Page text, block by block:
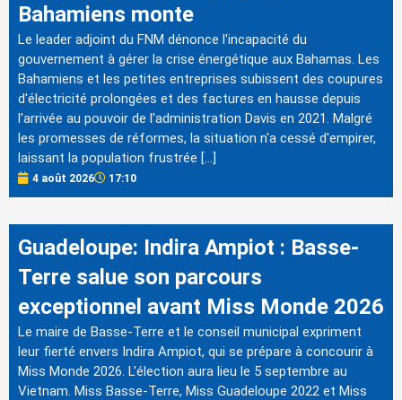
Bahamiens monte
Le leader adjoint du FNM dénonce l'incapacité du
gouvernement à gérer la crise énergétique aux Bahamas. Les
Bahamiens et les petites entreprises subissent des coupures
d'électricité prolongées et des factures en hausse depuis
l'arrivée au pouvoir de l'administration Davis en 2021. Malgré
les promesses de réformes, la situation n'a cessé d'empirer,
laissant la population frustrée […]
4 août 2026 17:10
Guadeloupe: Indira Ampiot : Basse-
Terre salue son parcours
exceptionnel avant Miss Monde 2026
Le maire de Basse-Terre et le conseil municipal expriment
leur fierté envers Indira Ampiot, qui se prépare à concourir à
Miss Monde 2026. L'élection aura lieu le 5 septembre au
Vietnam. Miss Basse-Terre, Miss Guadeloupe 2022 et Miss